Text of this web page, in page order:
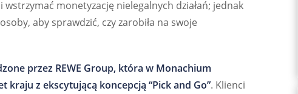
monetyzację nielegalnych działań; jednak
aby sprawdzić, czy zarobiła na swoje
przez REWE Group, która w Monachium
z ekscytującą koncepcją “Pick and Go”. Klienci